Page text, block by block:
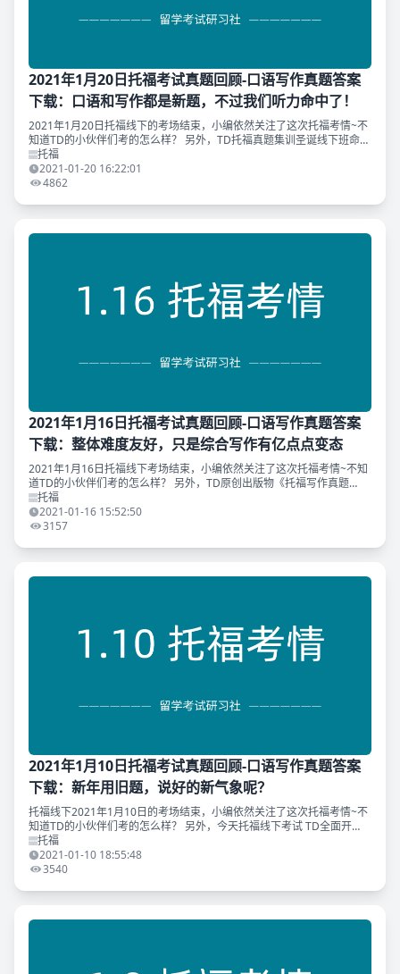
2021年1月20日托福考试真题回顾-口语写作真题答案
下载：口语和写作都是新题，不过我们听力命中了！
2021年1月20日托福线下的考场结束，小编依然关注了这次托福考情~不
知道TD的小伙伴们考的怎么样？ 另外，TD托福真题集训圣诞线下班命中
了今天托福线下考试听力原文！恭喜刷到原题的同学~ 与往常一样，TD
为你精心
托福
2021-01-20 16:22:01
4862
2021年1月16日托福考试真题回顾-口语写作真题答案
下载：整体难度友好，只是综合写作有亿点点变态
2021年1月16日托福线下考场结束，小编依然关注了这次托福考情~不知
道TD的小伙伴们考的怎么样？ 另外，TD原创出版物《托福写作真题
120》（第二版）命中1.16线下考试独立写作！恭喜刷到原题的同学~ 与
往常一
托福
2021-01-16 15:52:50
3157
2021年1月10日托福考试真题回顾-口语写作真题答案
下载：新年用旧题，说好的新气象呢？
托福线下2021年1月10日的考场结束，小编依然关注了这次托福考情~不
知道TD的小伙伴们考的怎么样？ 另外，今天托福线下考试 TD全面开
花，TD原创「2018-2020托福独立写作真题范文集」命中了今天的独立
写作
托福
2021-01-10 18:55:48
3540